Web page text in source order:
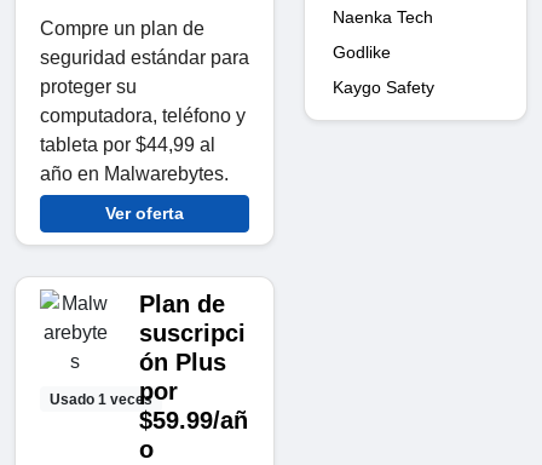
Compre un plan de
seguridad estándar para
proteger su
computadora, teléfono y
tableta por $44,99 al
año en Malwarebytes.
Ver oferta
Usado 1 veces
Plan de
suscripci
ón Plus
por
$59.99/añ
o
Naenka Tech
Godlike
Kaygo Safety